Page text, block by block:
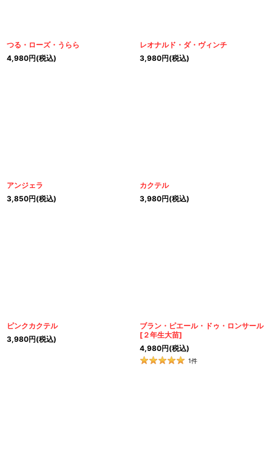
つる・ローズ・うらら
4,980円(税込)
レオナルド・ダ・ヴィンチ
3,980円(税込)
アンジェラ
3,850円(税込)
カクテル
3,980円(税込)
ピンクカクテル
3,980円(税込)
ブラン・ピエール・ドゥ・ロンサール
[ ２年生大苗]
4,980円(税込)
1件